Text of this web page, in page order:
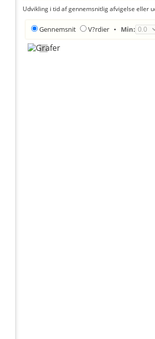
Udvikling i tid af gennemsnitlig afvigelse eller
Gennemsnit V?rdier • Min: